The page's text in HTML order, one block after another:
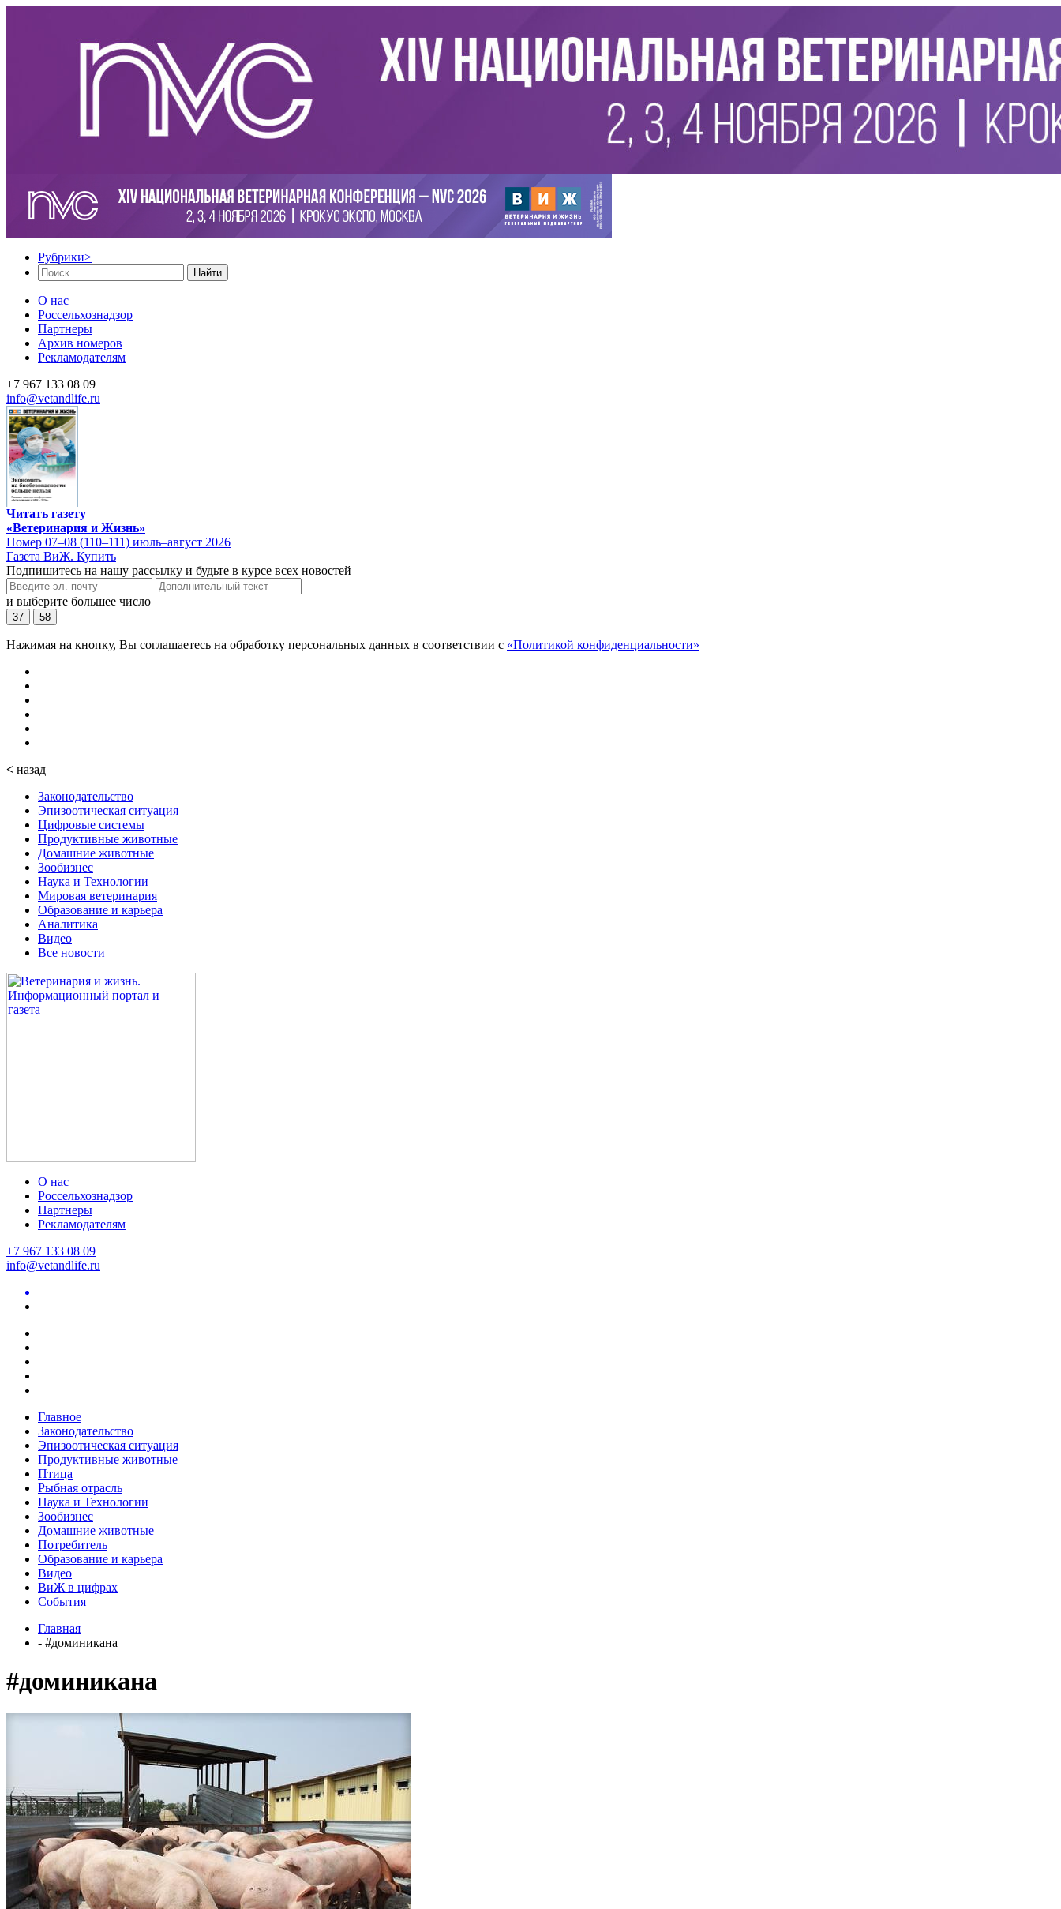
Рубрики>
Найти
О нас
Россельхознадзор
Партнеры
Архив номеров
Рекламодателям
+7 967 133 08 09
info@vetandlife.ru
Читать газету
«Ветеринария и Жизнь»
Номер 07–08 (110–111) июль–август 2026
Газета ВиЖ. Купить
Подпишитесь на нашу рассылку и будьте в курсе всех новостей
и выберите большее число
37 58
Нажимая на кнопку, Вы соглашаетесь на обработку персональных данных в соответствии с «Политикой конфиденциальности»
< назад
Законодательство
Эпизоотическая ситуация
Цифровые системы
Продуктивные животные
Домашние животные
Зообизнес
Наука и Технологии
Мировая ветеринария
Образование и карьера
Аналитика
Видео
Все новости
О нас
Россельхознадзор
Партнеры
Рекламодателям
+7 967 133 08 09
info@vetandlife.ru
Главное
Законодательство
Эпизоотическая ситуация
Продуктивные животные
Птица
Рыбная отрасль
Наука и Технологии
Зообизнес
Домашние животные
Потребитель
Образование и карьера
Видео
ВиЖ в цифрах
События
Главная
- #доминикана
#доминикана